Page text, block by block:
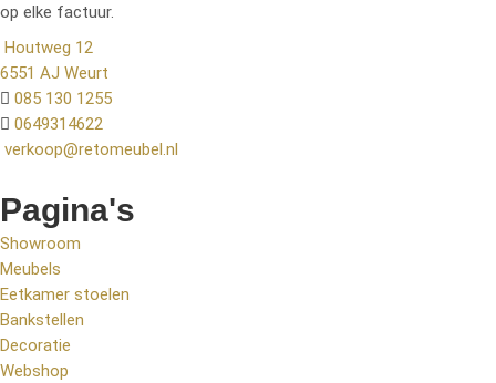
op elke factuur.
Houtweg 12
6551 AJ Weurt
085 130 1255
0649314622
verkoop@retomeubel.nl
Pagina's
Showroom
Meubels
Eetkamer stoelen
Bankstellen
Decoratie
Webshop